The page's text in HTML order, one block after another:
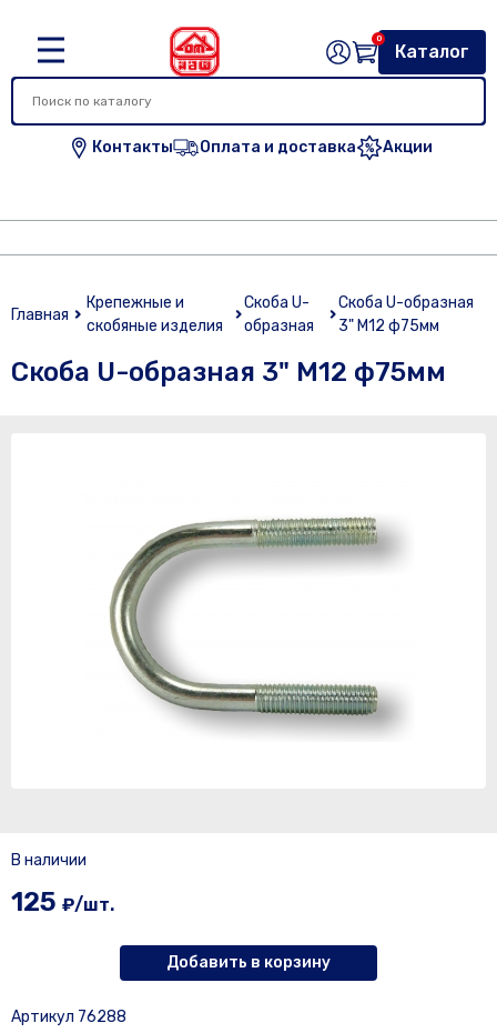
Контакты Оплата и доставка Акции
Каталог
0
Главная
Крепежные и
скобяные изделия
Скоба U-
образная
Скоба U-образная
3" М12 ф75мм
Скоба U-образная 3" М12 ф75мм
В наличии
125 ₽/шт.
Добавить в корзину
Артикул 76288